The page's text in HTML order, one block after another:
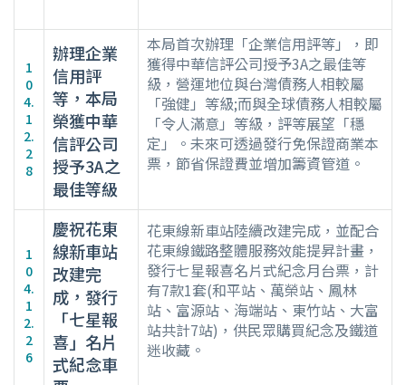
1
0
4.
1
2.
2
8
辦理企業
信用評
等，本局
榮獲中華
信評公司
授予3A之
最佳等級
本局首次辦理「企業信用評等」，即
獲得中華信評公司授予3A之最佳等
級，營運地位與台灣債務人相較屬
「強健」等級;而與全球債務人相較屬
「令人滿意」等級，評等展望「穩
定」。未來可透過發行免保證商業本
票，節省保證費並增加籌資管道。
1
0
4.
1
2.
2
6
慶祝花東
線新車站
改建完
成，發行
「七星報
喜」名片
式紀念車
花東線新車站陸續改建完成，並配合
花東線鐵路整體服務效能提昇計畫，
發行七星報喜名片式紀念月台票，計
有7款1套(和平站、萬榮站、鳳林
站、富源站、海端站、東竹站、大富
站共計7站)，供民眾購買紀念及鐵道
迷收藏。